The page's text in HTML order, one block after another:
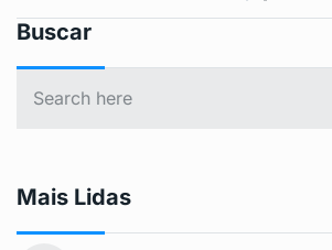
Buscar
Mais Lidas